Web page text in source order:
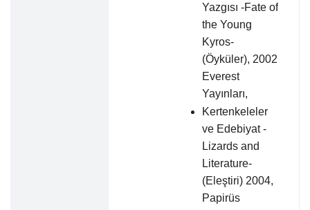
Yazgısı -Fate of
the Young
Kyros-
(Öyküler), 2002
Everest
Yayınları,
Kertenkeleler
ve Edebiyat -
Lizards and
Literature-
(Eleştiri) 2004,
Papirüs